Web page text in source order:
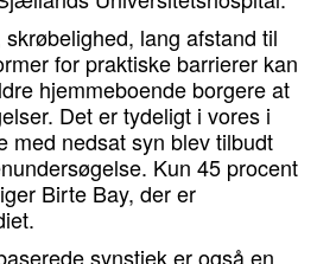
skrøbelighed, lang afstand til
for praktiske barrierer kan
hjemmeboende borgere at
Det er tydeligt i vores i
med nedsat syn blev tilbudt
Kun 45 procent
Birte Bay, der er
synstjek er også en